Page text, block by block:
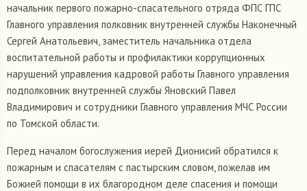
начальник первого пожарно-спасательного отряда ФПС ГПС
Главного управления полковник внутренней службы Наконечный
Сергей Анатольевич, заместитель начальника отдела
воспитательной работы и профилактики коррупционных
нарушений управления кадровой работы Главного управления
подполковник внутренней службы Яновский Павел
Владимирович и сотрудники Главного управления МЧС России
по Томской области.
Перед началом богослужения иерей Дионисий обратился к
пожарным и спасателям с пастырским словом, пожелав им
Божией помощи в их благородном деле спасения и помощи